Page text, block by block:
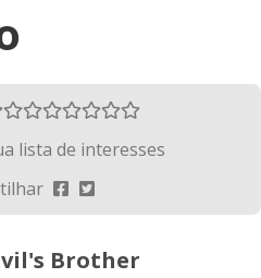
lista de interesses
Brother